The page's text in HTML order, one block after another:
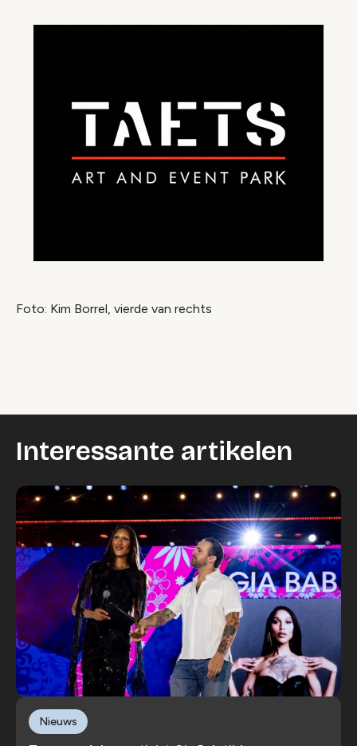
Foto: Kim Borrel, vierde van rechts
Wijzig cookie instellingen
Interessante artikelen
Nieuws